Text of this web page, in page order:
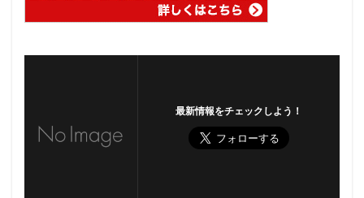
最新情報をチェックしよう！